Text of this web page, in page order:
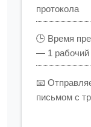
протокола
🕒 Время
— 1 рабочий
📧
письмом с